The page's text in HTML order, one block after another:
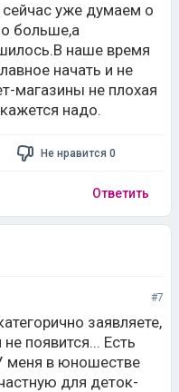
уже думаем о
больше,а
наше время
начать и не
магазины не плохая
надо.
Не нравится 0
Ответить
#7
заявляете,
появится... Есть
меня в юношестве
для деток-